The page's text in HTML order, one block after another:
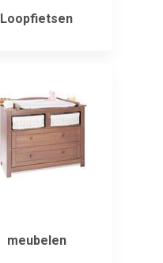
Loopfietsen
meubelen